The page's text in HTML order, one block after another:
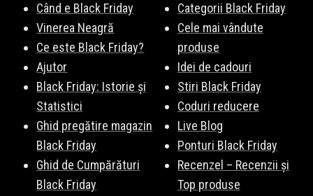
Când e Black Friday
Vinerea Neagră
Ce este Black Friday?
Ajutor
Black Friday: Istorie și
Statistici
Ghid pregătire magazin
Black Friday
Ghid de Cumpărături
Black Friday
Categorii Black Friday
Cele mai vândute
produse
Idei de cadouri
Stiri Black Friday
Coduri reducere
Live Blog
Ponturi Black Friday
Recenzel – Recenzii și
Top produse